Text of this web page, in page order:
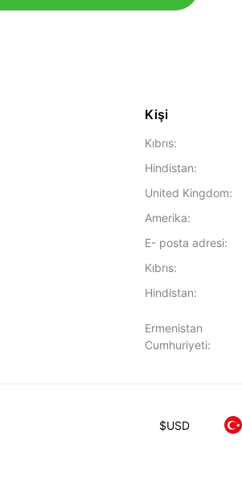
Kişi
Kıbrıs:
Hindistan:
United Kingdom:
Amerika:
E- posta adresi:
Kıbrıs:
Hindistan:
Ermenistan
Cumhuriyeti:
$USD